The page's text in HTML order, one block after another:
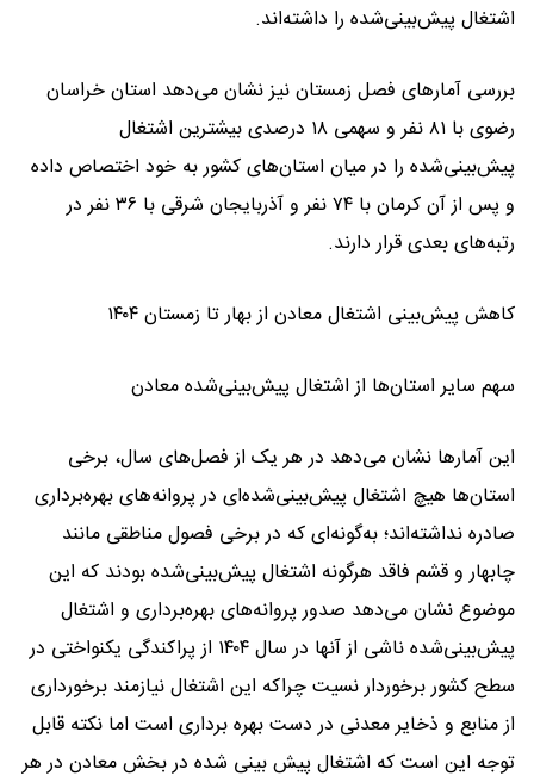
اشتغال پیش‌بینی‌شده را داشته‌اند.
بررسی آمارهای فصل زمستان نیز نشان می‌دهد استان خراسان
رضوی با ۸۱ نفر و سهمی ۱۸ درصدی بیشترین اشتغال
پیش‌بینی‌شده را در میان استان‌های کشور به خود اختصاص داده
و پس از آن کرمان با ۷۴ نفر و آذربایجان شرقی با ۳۶ نفر در
رتبه‌های بعدی قرار دارند.
کاهش پیش‌بینی اشتغال معادن از بهار تا زمستان ۱۴۰۴
سهم سایر استان‌ها از اشتغال پیش‌بینی‌شده معادن
این آمارها نشان می‌دهد در هر یک از فصل‌های سال، برخی
استان‌ها هیچ اشتغال پیش‌بینی‌شده‌ای در پروانه‌های بهره‌برداری
صادره نداشته‌اند؛ به‌گونه‌ای که در برخی فصول مناطقی مانند
چابهار و قشم فاقد هرگونه اشتغال پیش‌بینی‌شده بودند که این
موضوع نشان می‌دهد صدور پروانه‌های بهره‌برداری و اشتغال
پیش‌بینی‌شده ناشی از آنها در سال ۱۴۰۴ از پراکندگی یکنواختی در
سطح کشور برخوردار نسیت چراکه این اشتغال نیازمند برخورداری
از منابع و ذخایر معدنی در دست بهره برداری است اما نکته قابل
توجه این است که اشتغال پیش بینی شده در بخش معادن در هر